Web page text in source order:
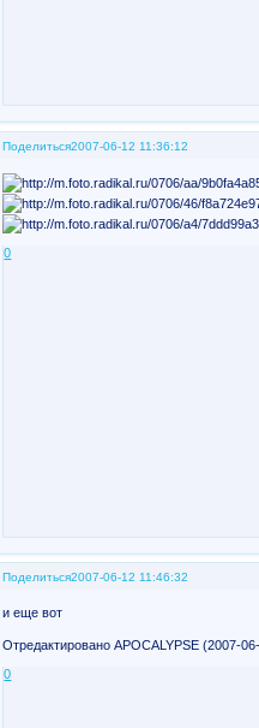
Поделиться2007-06-12 11:36:12
0
Поделиться2007-06-12 11:46:32
и еще вот
Отредактировано APOCALYPSE (2007-
0